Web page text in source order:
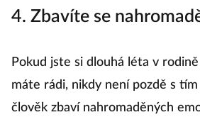
4. Zbavíte se
Pokud jste si dlouhá léta v
máte rádi, nikdy není pozdě s tím
člověk zbaví nahromaděných